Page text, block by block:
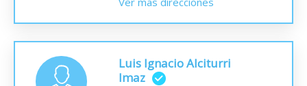
Luis Ignacio Alciturri
Imaz